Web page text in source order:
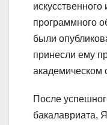
искусственного
программного
были
принесли ему
академическом
После
бакалавриата,